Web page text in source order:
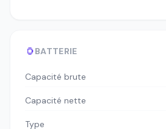
BATTERIE
Capacité brute
Capacité nette
Type